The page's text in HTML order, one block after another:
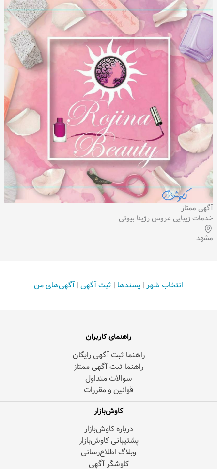
آگهی ممتاز
خدمات زیبایی عروس رژینا بیوتی
مشهد
انتخاب شهر | پسندها | ثبت آگهی | آگهی‌های من
راهنمای کاربران
راهنما ثبت آگهی رایگان
راهنما ثبت آگهی ممتاز
سوالات متداول
قوانین و مقررات
کاوش‌بازار
درباره کاوش‌بازار
پشتیبانی کاوش‌بازار
وبلاگ اطلاع‌رسانی
کاوشگر آگهی